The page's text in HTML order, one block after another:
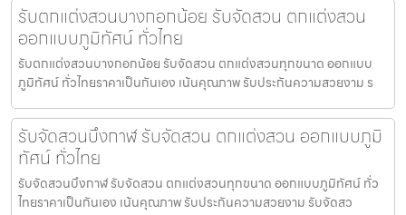
รับตกแต่งสวนบางกอกน้อย รับจัดสวน ตกแต่งสวน
ออกแบบภูมิทัศน์ ทั่วไทย
รับตกแต่งสวนบางกอกน้อย รับจัดสวน ตกแต่งสวนทุกขนาด ออกแบบ
ภูมิทัศน์ ทั่วไทยราคาเป็นกันเอง เน้นคุณภาพ รับประกันความสวยงาม ร
รับจัดสวนบึงกาฬ รับจัดสวน ตกแต่งสวน ออกแบบภูมิ
ทัศน์ ทั่วไทย
รับจัดสวนบึงกาฬ รับจัดสวน ตกแต่งสวนทุกขนาด ออกแบบภูมิทัศน์ ทั่ว
ไทยราคาเป็นกันเอง เน้นคุณภาพ รับประกันความสวยงาม รับจัดสว